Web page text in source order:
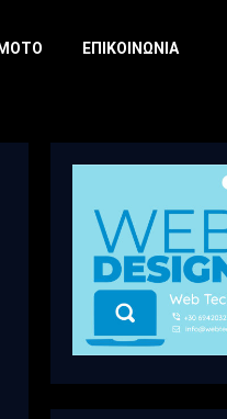
ΕΠΙΚΟΙΝΩΝΊΑ